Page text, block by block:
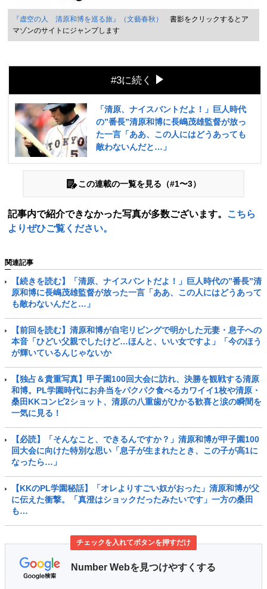
『虚空の人 清原和博を巡る旅』（文藝春秋）
書影をクリックするとア
マゾンのサイトにジャンプします
#3に続く
「清原、ナイスバントだよ！」巨人時代
の”番長”清原和博に長嶋茂雄監督が放っ
た一言「ああ、この人にはどうあっても
敵わないんだと…」
この連載の一覧を見る（#1〜3）
記事内で紹介できなかった写真が多数ございます。
こちら
よりぜひご覧ください。
関連記事
【続きを読む】「清原、ナイスバントだよ！」巨人時代の”番長”清
原和博に長嶋茂雄監督が放った一言「ああ、この人にはどうあって
も敵わないんだと…」
【前回を読む】清原和博が自宅リビングで明かした元妻・息子への
本音「ひどい父親でしたけど…ほんと、いい女ですよ」「今のほう
が輝いているんじゃないか
【独占＆貴重写真】甲子園100回大会に訪れ、決勝を観戦する清原
和博。PL学園時代にお弁当をパクパク食べるカワイイ1枚や清原・
桑田KKコンビ2ショット、清原の八重歯がひかる歓喜と涙の瞬間を
一気に見る！
【必読】「そんなこと、できるんですか？」清原和博が甲子園100
回大会に向けた特別な思い「息子が生まれたとき、この子が高1に
なったら…」
【KKのPL学園秘話】「オレよりすごい奴がおった」清原和博が父
に伝えた衝撃。「真澄はショックだったみたいです」一方の桑田
も…
チェックを入れてボタンを押すだけ
Number Webを見つけやすくする